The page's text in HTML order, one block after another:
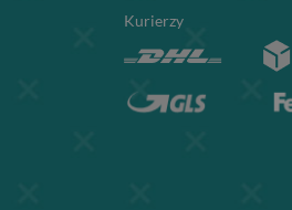
Kurierzy